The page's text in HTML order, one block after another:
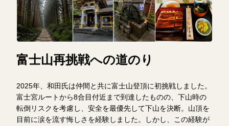
富士山再挑戦への道のり
2025年、和田氏は仲間と共に富士山登頂に初挑戦しました。
富士宮ルートから8合目付近まで到達したものの、下山時の
転倒リスクを考慮し、安全を最優先して下山を決断。山頂を
目前に涙を流す悔しさを経験しました。しかし、この経験が